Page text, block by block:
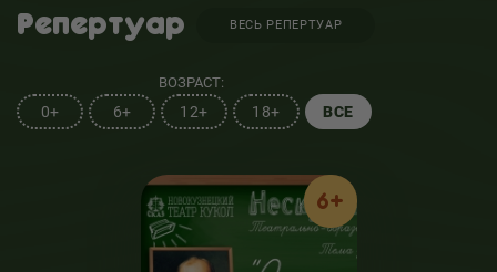
Репертуар ВЕСЬ РЕПЕРТУАР
ВОЗРАСТ:
0+ 6+ 12+ 18+ ВСЕ
6+